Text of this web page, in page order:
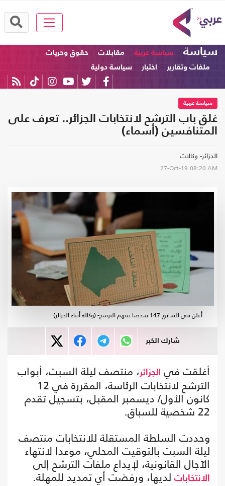
سياسة سياسة عربية مقابلات
حقوق وحريات
ملفات وتقارير
اختبار سياسة دولية
سياسة عربية
غلق باب الترشح لانتخابات الجزائر.. تعرف على
المتنافسين (أسماء)
الجزائر- وكالات
27-Oct-19 08:20 AM
أعلن في السابق 147 شخصا نيتهم الترشح- (وكالة أنباء الجزائر)
شارك الخبر
أغلقت في الجزائر ، منتصف ليلة السبت، أبواب
الترشح لانتخابات الرئاسة، المقررة في 12
كانون الأول/ ديسمبر المقبل، بتسجيل تقدم
22 شخصية للسباق.‎
وحددت السلطة المستقلة للانتخابات منتصف
ليلة السبت بالتوقيت المحلي، موعدا لانتهاء
الآجال القانونية، لإيداع ملفات الترشح إلى
الانتخابات لديها، ورفضت أي تمديد للمهلة.